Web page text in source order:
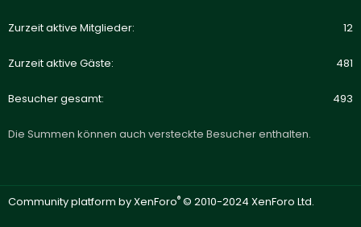
Zurzeit aktive Mitglieder 12
Zurzeit aktive Gäste 481
Besucher gesamt 493
Die Summen können auch versteckte Besucher enthalten.
Community platform by XenForo® © 2010-2024 XenForo Ltd.